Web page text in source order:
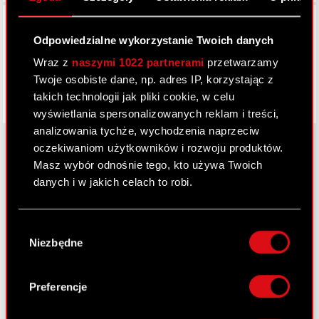
Odpowiedzialne wykorzystanie Twoich danych
Wraz z naszymi 1022 partnerami przetwarzamy
Twoje osobiste dane, np. adres IP, korzystając z
takich technologii jak pliki cookie, w celu
wyświetlania spersonalizowanych reklam i treści,
analizowania tychże, wychodzenia naprzeciw
oczekiwaniom użytkowników i rozwoju produktów.
Masz wybór odnośnie tego, kto używa Twoich
danych i w jakich celach to robi.
lokalizacji geograficznej z dokładnością nawet
Identyfikować Twoje urządzenie, aktywnie
analizując charakteryzującego je zbiory
zgody
Niezbędne
Preferencje
Facebook
O CD PROJEKT
Grupa Kapitałowa
Nasz biznes
Zrównoważony rozwój